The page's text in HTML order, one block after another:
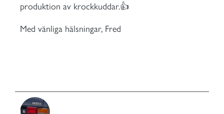
produktion av krockkuddar.👍
Med vänliga hälsningar, Fred